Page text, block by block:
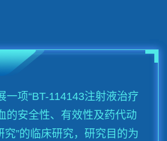
一项“BT-114143注射液治疗
的安全性、有效性及药代动
究”的临床研究，研究目的为